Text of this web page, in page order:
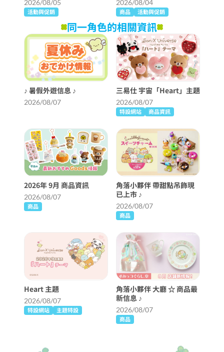
2026/08/05
活動與促銷
2026/08/04
商品 活動與促銷
同一角色的相關資訊
♪ 暑假外遊信息 ♪
2026/08/07
三易仕 宇宙「Heart」主題
2026/08/07
特設網站 商品資訊
2026年 9月 商品資訊
2026/08/07
商品
角落小夥伴 帶甜點吊飾現
已上市 ♪
2026/08/07
商品
Heart 主題
2026/08/07
特設網站 主題特設
角落小夥伴 大廳 ☆ 商品最
新信息 ♪
2026/08/07
商品